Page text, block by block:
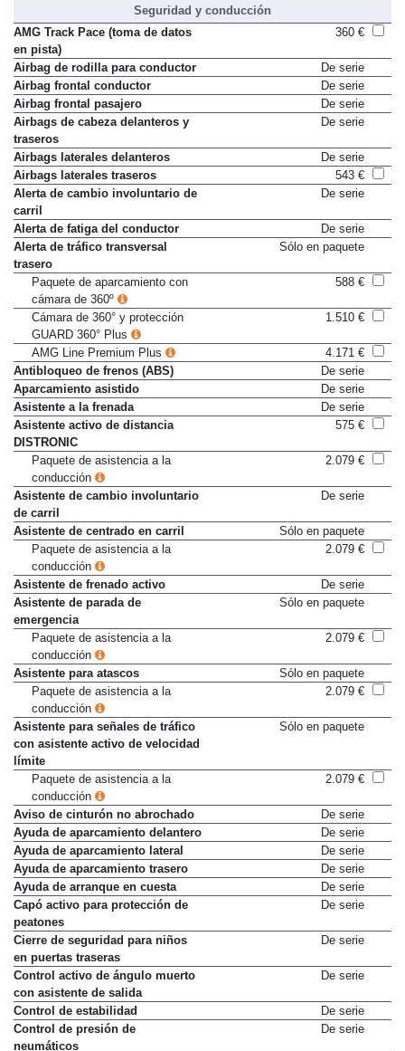
Seguridad y conducción
AMG Track Pace (toma de datos
en pista)
Airbag de rodilla para conductor
De serie
Airbag frontal conductor
De serie
Airbag frontal pasajero
De serie
Airbags de cabeza delanteros y
traseros
Airbags laterales delanteros
De serie
Airbags laterales traseros
543 €
Alerta de cambio involuntario de
carril
Alerta de fatiga del conductor
De serie
Alerta de tráfico transversal
trasero
Paquete de aparcamiento con
cámara de 360º
Cámara de 360° y protección
GUARD 360° Plus
AMG Line Premium Plus
4.171 €
Antibloqueo de frenos (ABS)
De serie
Aparcamiento asistido
De serie
Asistente a la frenada
De serie
Asistente activo de distancia
DISTRONIC
Paquete de asistencia a la
conducción
Asistente de cambio involuntario
de carril
Asistente de centrado en carril
Sólo en paquete
Paquete de asistencia a la
conducción
Asistente de frenado activo
De serie
Asistente de parada de
emergencia
Paquete de asistencia a la
conducción
Asistente para atascos
Sólo en paquete
Paquete de asistencia a la
conducción
Asistente para señales de tráfico
con asistente activo de velocidad
límite
Paquete de asistencia a la
conducción
Aviso de cinturón no abrochado
De serie
Ayuda de aparcamiento delantero
De serie
Ayuda de aparcamiento lateral
De serie
Ayuda de aparcamiento trasero
De serie
Ayuda de arranque en cuesta
De serie
Capó activo para protección de
peatones
Cierre de seguridad para niños
en puertas traseras
Control activo de ángulo muerto
con asistente de salida
Control de estabilidad
De serie
Control de presión de